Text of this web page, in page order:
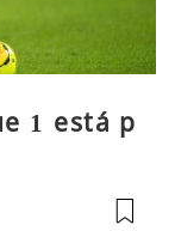
1 está p